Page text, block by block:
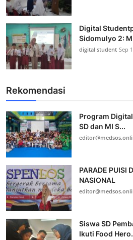
Digital
Sidomulyo 2:
digital student Sep
Rekomendasi
Program
SD dan MI S...
PARADE PUISI
NASIONAL
Siswa SD
Ikuti Food